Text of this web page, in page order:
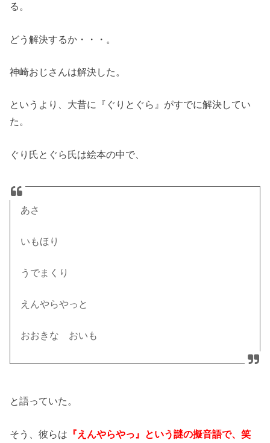
る。
どう解決するか・・・。
神崎おじさんは解決した。
というより、大昔に『ぐりとぐら』がすでに解決してい
た。
ぐり氏とぐら氏は絵本の中で、
あさ
いもほり
うでまくり
えんやらやっと
おおきな おいも
と語っていた。
そう、彼らは 『えんやらやっ』という謎の擬音語で、笑